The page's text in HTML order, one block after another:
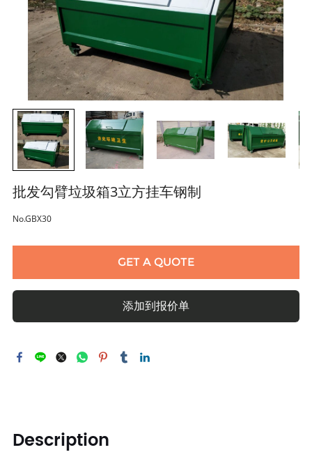
批发勾臂垃圾箱3立方挂车钢制
No.GBX30
GET A QUOTE
添加到报价单
Description